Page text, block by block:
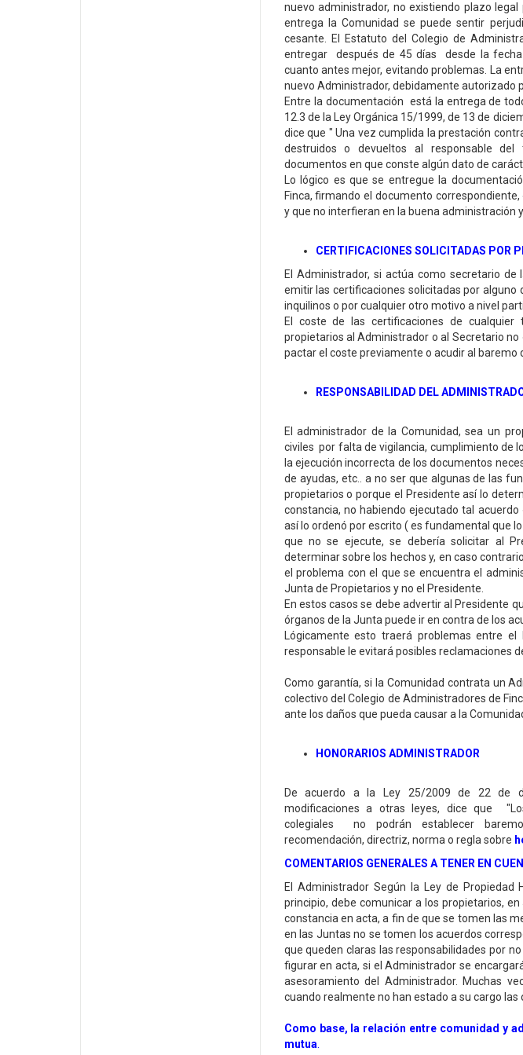
nuevo administrador, no existiendo plazo
entrega la Comunidad se puede sentir
cesante. El Estatuto del Colegio de
entregar después de 45 días desde la
cuanto antes mejor, evitando problemas. La
nuevo Administrador, debidamente autorizado
Entre la documentación está la entrega de
12.3 de la Ley Orgánica 15/1999, de 13 de
dice que " Una vez cumplida la prestación
destruidos o devueltos al responsable
documentos en que conste algún dato de
Lo lógico es que se entregue la
Finca, firmando el documento
y que no interfieran en la buena administración
CERTIFICACIONES SOLICITADAS POR
El Administrador, si actúa como secretario
emitir las certificaciones solicitadas por alguno
inquilinos o por cualquier otro motivo a nivel
El coste de las certificaciones de
propietarios al Administrador o al Secretario
pactar el coste previamente o acudir al baremo
RESPONSABILIDAD DEL
El administrador de la Comunidad, sea un
civiles por falta de vigilancia, cumplimiento de
la ejecución incorrecta de los documentos
de ayudas, etc.. a no ser que algunas de las
propietarios o porque el Presidente así lo
constancia, no habiendo ejecutado tal
así lo ordenó por escrito ( es fundamental que
que no se ejecute, se debería solicitar al
determinar sobre los hechos y, en caso
el problema con el que se encuentra el
Junta de Propietarios y no el Presidente.
En estos casos se debe advertir al Presidente
órganos de la Junta puede ir en contra de los
Lógicamente esto traerá problemas entre
responsable le evitará posibles reclamaciones
Como garantía, si la Comunidad contrata un
colectivo del Colegio de Administradores de
ante los daños que pueda causar a la
HONORARIOS ADMINISTRADOR
De acuerdo a la Ley 25/2009 de 22 de
modificaciones a otras leyes, dice que
colegiales no podrán establecer
recomendación, directriz, norma o regla sobre
COMENTARIOS GENERALES A TENER EN
El Administrador Según la Ley de
principio, debe comunicar a los propietarios,
constancia en acta, a fin de que se tomen las
en las Juntas no se tomen los acuerdos
que queden claras las responsabilidades por
figurar en acta, si el Administrador se
asesoramiento del Administrador. Muchas
cuando realmente no han estado a su cargo
Como base, la relación entre comunidad y
mutua.